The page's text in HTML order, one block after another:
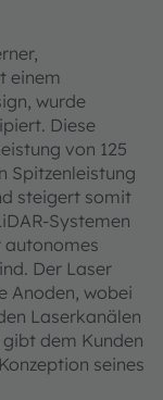
einem
wurde
Diese
von 125
Spitzenleistung
steigert somit
Systemen
autonomes
Der Laser
Anoden, wobei
Laserkanälen
dem Kunden
seines